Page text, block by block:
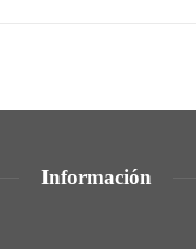
Información